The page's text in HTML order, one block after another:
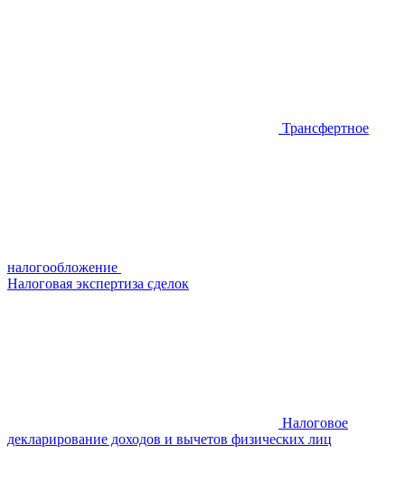
Трансфертное
налогообложение
Налоговая экспертиза сделок
Налоговое
декларирование доходов и вычетов физических лиц